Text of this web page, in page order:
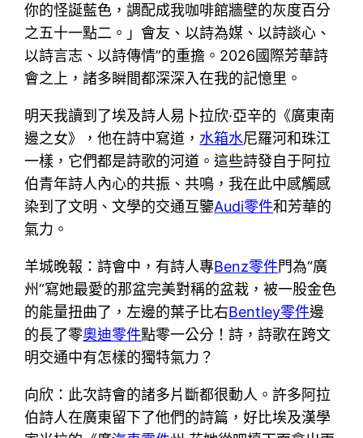
你的怪誕藍色，調配成我咖啡館牆壁的灰度百分
之五十一點二。」會友、以詩為媒、以詩談心、
以詩言志、以詩傳情”的重擔。2026國際芳華詩
會之上，諸多瞬間都深深入在我的記憶里。
明天我讀到了埃及詩人易卜拉欣·亞辛的《廣東南
邊之女》，他在詩中寫道， 水箱水尼羅河和珠江
一樣，它們都是詩歌的河道。這些詩發自于阿拉
伯青年詩人內心的共振、共鳴，我在此中感觸感
染到了文明、文學的交通互鑒Audi零件和芳華的
氣力。
羊城晚報：詩會中，有詩人專Benz零件門為“廣
州”寫她最愛的那盆完美對稱的盆栽，被一股金色
的能量扭曲了，左邊的葉子比右Bentley零件邊
的長了零奧迪零件點零一公分！詩，詩歌在跨文
明交通中有怎樣的獨特氣力？
向欣：此次詩會的諸多片斷都很動人。許多阿拉
伯詩人在廣東留下了他們的詩篇，好比埃及漢學